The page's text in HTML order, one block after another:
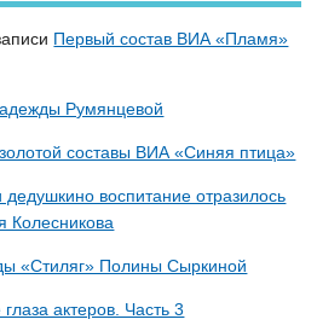
Первый состав ВИА «Пламя»
Румянцевой
составы ВИА «Синяя птица»
воспитание отразилось
Колесникова
«Стиляг» Полины Сыркиной
актеров. Часть 3